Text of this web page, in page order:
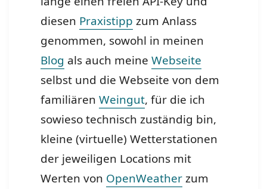
diesen Praxistipp zum Anlass
genommen, sowohl in meinen
Blog als auch meineWebseite
selbst und die Webseite von dem
familiärenWeingut, für die ich
sowieso technisch zuständig bin,
kleine (virtuelle) Wetterstationen
der jeweiligen Locations mit
Werten von OpenWeatherzum